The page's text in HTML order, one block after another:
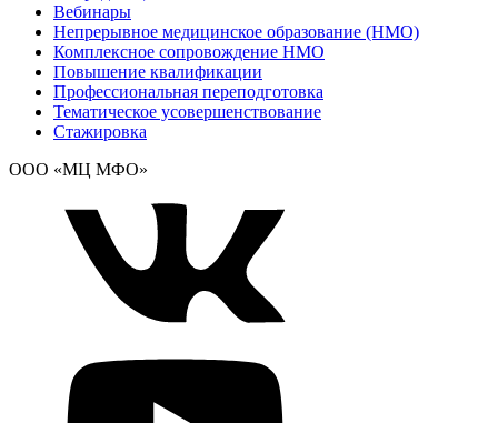
Вебинары
Непрерывное медицинское образование (НМО)
Комплексное сопровождение НМО
Повышение квалификации
Профессиональная переподготовка
Тематическое усовершенствование
Стажировка
ООО «МЦ МФО»